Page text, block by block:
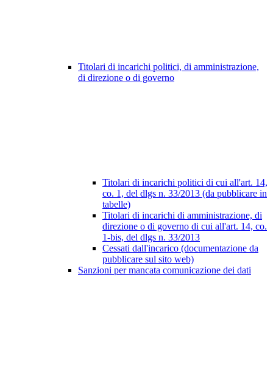
Titolari di incarichi politici, di amministrazione,
di direzione o di governo
Titolari di incarichi politici di cui all'art. 14,
co. 1, del dlgs n. 33/2013 (da pubblicare in
tabelle)
Titolari di incarichi di amministrazione, di
direzione o di governo di cui all'art. 14, co.
1-bis, del dlgs n. 33/2013
Cessati dall'incarico (documentazione da
pubblicare sul sito web)
Sanzioni per mancata comunicazione dei dati